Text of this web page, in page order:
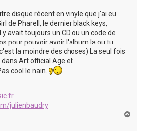
disque récent en vinyle que j'ai eu
de Pharell, le dernier black keys,
y avait toujours un CD ou un code de
pour pouvoir avoir l'album la ou tu
la moindre des choses) La seul fois
dans Art official Age et
cool le nain.
julienbaudry